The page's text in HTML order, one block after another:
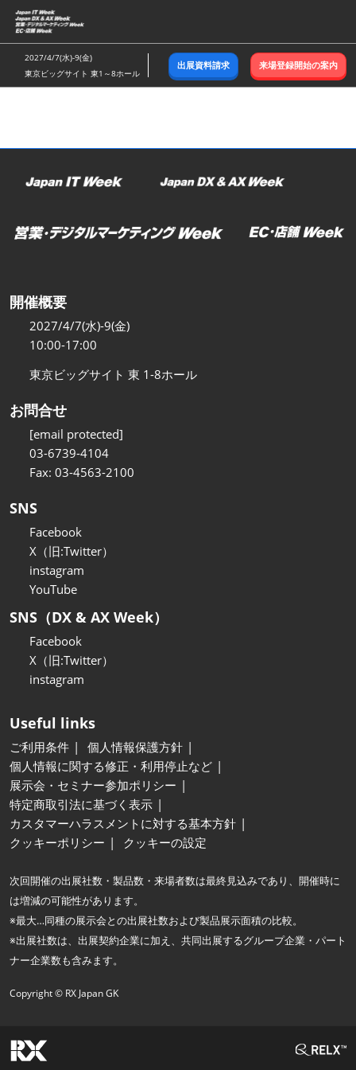
ス
キ
ッ
し
む
2027/4/7(水)-9(金)
東京ビッグサイト 東1～8ホール
出展資料請求 来場登録開始の案内
開催概要
2027/4/7(水)-9(金)
10:00-17:00
東京ビッグサイト 東 1-8ホール
お問合せ
[email protected]
03-6739-4104
Fax: 03-4563-2100
SNS
Facebook
X（旧:Twitter）
instagram
YouTube
SNS（DX & AX Week）
Facebook
X（旧:Twitter）
instagram
Useful links
ご利用条件
個人情報保護方針
個人情報に関する修正・利用停止など
展示会・セミナー参加ポリシー
特定商取引法に基づく表示
カスタマーハラスメントに対する基本方針
クッキーポリシー
クッキーの設定
次回開催の出展社数・製品数・来場者数は最終見込みであり、開催時に
は増減の可能性があります。
※最大…同種の展示会との出展社数および製品展示面積の比較。
※出展社数は、出展契約企業に加え、共同出展するグループ企業・パート
ナー企業数も含みます。
Copyright © RX Japan GK